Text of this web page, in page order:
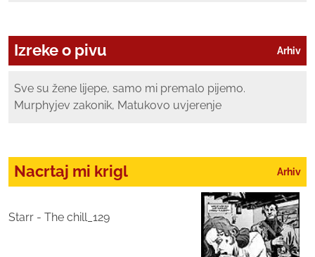
Arhiv
Izreke o pivu
Sve su žene lijepe, samo mi premalo pijemo.
Murphyjev zakonik, Matukovo uvjerenje
Arhiv
Nacrtaj mi krigl
Starr - The chill_129